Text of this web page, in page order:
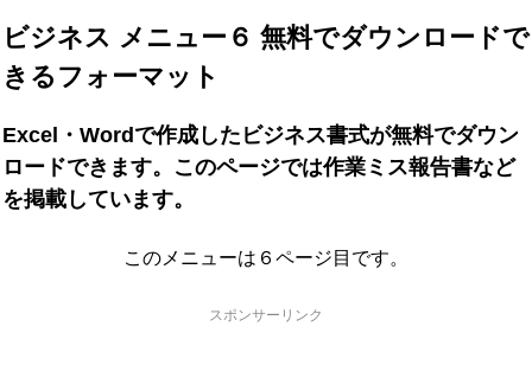
ビジネス メニュー６ 無料でダウンロードで
きるフォーマット
Excel・Wordで作成したビジネス書式が無料でダウン
ロードできます。このページでは作業ミス報告書など
を掲載しています。
このメニューは６ページ目です。
スポンサーリンク